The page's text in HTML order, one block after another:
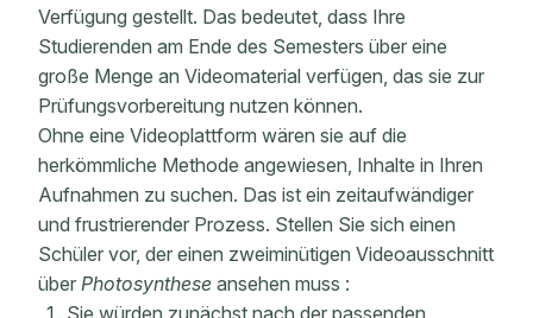
Verfügung gestellt. Das bedeutet, dass Ihre
Studierenden am Ende des Semesters über eine
große Menge an Videomaterial verfügen, das sie zur
Prüfungsvorbereitung nutzen können.
Ohne eine Videoplattform wären sie auf die
herkömmliche Methode angewiesen, Inhalte in Ihren
Aufnahmen zu suchen. Das ist ein zeitaufwändiger
und frustrierender Prozess. Stellen Sie sich einen
Schüler vor, der einen zweiminütigen Videoausschnitt
über Photosynthese ansehen muss :
Sie würden zunächst nach der passenden